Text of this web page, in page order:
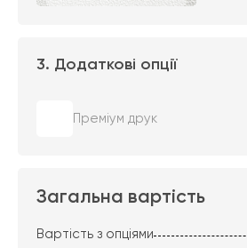
3. Додаткові опції
Преміум друк
Загальна вартість
Вартість з опціями